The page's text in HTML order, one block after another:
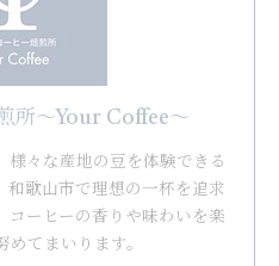
所〜Your Coffee〜
様々な産地の豆を体験できる
和歌山市で理想の一杯を追求
コーヒーの香りや味わいを楽
てまいります。